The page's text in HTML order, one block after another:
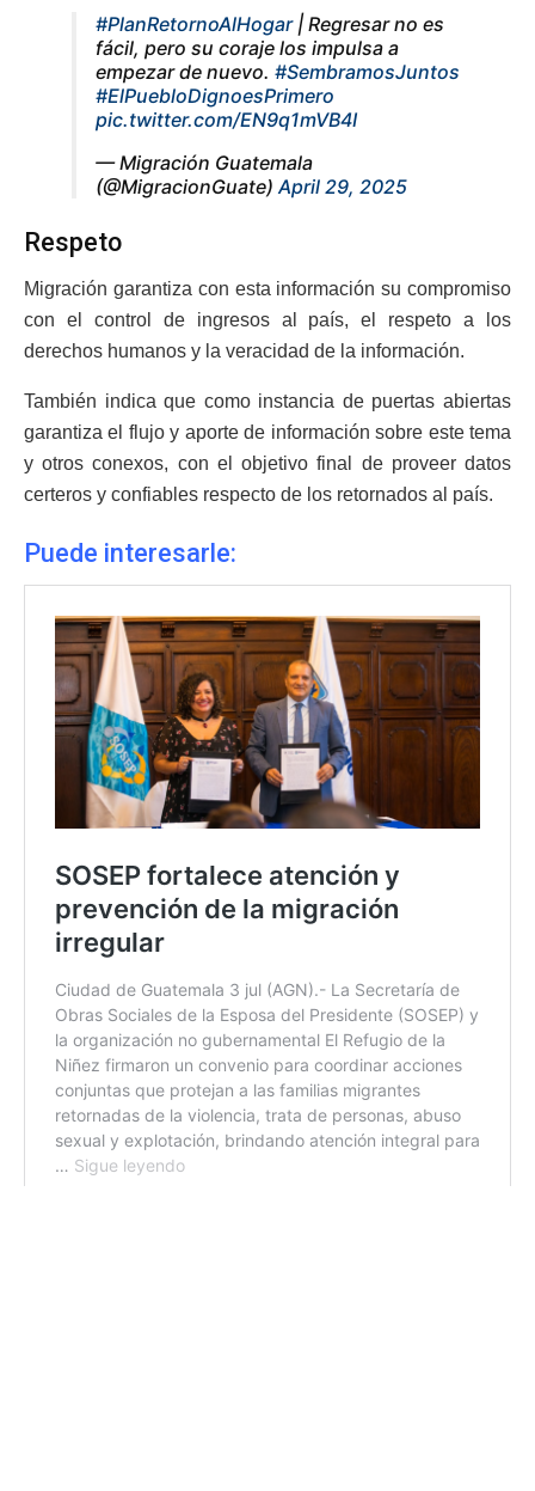
#PlanRetornoAlHogar| Regresar no es
fácil, pero su coraje los impulsa a
empezar de nuevo. #SembramosJuntos
#ElPuebloDignoesPrimero
pic.twitter.com/EN9q1mVB4I
— Migración Guatemala
(@MigracionGuate)April 29, 2025
Respeto
Migración garantiza con esta información su compromiso
con el control de ingresos al país, el respeto a los
derechos humanos y la veracidad de la información.
También indica que como instancia de puertas abiertas
garantiza el flujo y aporte de información sobre este tema
y otros conexos, con el objetivo final de proveer datos
certeros y confiables respecto de los retornados al país.
Puede interesarle: